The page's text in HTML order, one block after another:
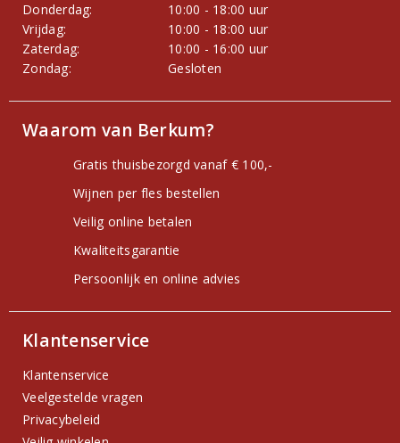
Donderdag:
10:00 - 18:00 uur
Vrijdag:
10:00 - 18:00 uur
Zaterdag:
10:00 - 16:00 uur
Zondag:
Gesloten
Waarom van Berkum?
Gratis thuisbezorgd vanaf € 100,-
Wijnen per fles bestellen
Veilig online betalen
Kwaliteitsgarantie
Persoonlijk en online advies
Klantenservice
Klantenservice
Veelgestelde vragen
Privacybeleid